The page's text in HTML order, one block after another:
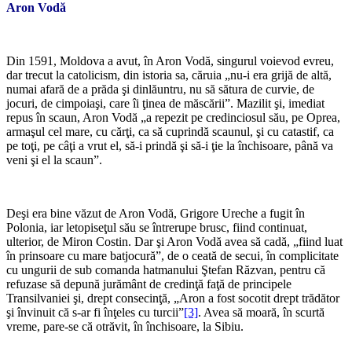
Aron Vodă
Din 1591, Moldova a avut, în Aron Vodă, singurul voievod evreu,
dar trecut la catolicism, din istoria sa, căruia „nu-i era grijă de altă,
numai afară de a prăda şi dinlăuntru, nu să sătura de curvie, de
jocuri, de cimpoiaşi, care îi ţinea de măscării”. Mazilit şi, imediat
repus în scaun, Aron Vodă „a repezit pe credinciosul său, pe Oprea,
armaşul cel mare, cu cărţi, ca să cuprindă scaunul, şi cu catastif, ca
pe toţi, pe câţi a vrut el, să-i prindă şi să-i ţie la închisoare, până va
veni şi el la scaun”.
Deşi era bine văzut de Aron Vodă, Grigore Ureche a fugit în
Polonia, iar letopiseţul său se întrerupe brusc, fiind continuat,
ulterior, de Miron Costin. Dar şi Aron Vodă avea să cadă, „fiind luat
în prinsoare cu mare batjocură”, de o ceată de secui, în complicitate
cu ungurii de sub comanda hatmanului Ştefan Răzvan, pentru că
refuzase să depună jurământ de credinţă faţă de principele
Transilvaniei şi, drept consecinţă, „Aron a fost socotit drept trădător
şi învinuit că s-ar fi înţeles cu turcii”[3]. Avea să moară, în scurtă
vreme, pare-se că otrăvit, în închisoare, la Sibiu.